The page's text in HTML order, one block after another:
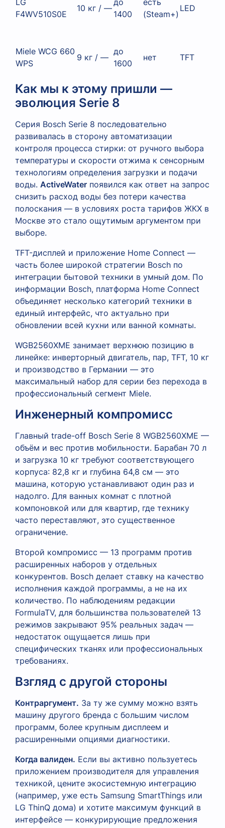
F4WV510S0E
10 кг / —
1400
(Steam+)
LED
Miele WCG 660
WPS
9 кг / —
до
1600
нет TFT
Как мы к этому пришли —
эволюция Serie 8
Серия Bosch Serie 8 последовательно
развивалась в сторону автоматизации
контроля процесса стирки: от ручного выбора
температуры и скорости отжима к сенсорным
технологиям определения загрузки и подачи
воды. ActiveWater появился как ответ на запрос
снизить расход воды без потери качества
полоскания — в условиях роста тарифов ЖКХ в
Москве это стало ощутимым аргументом при
выборе.
TFT-дисплей и приложение Home Connect —
часть более широкой стратегии Bosch по
интеграции бытовой техники в умный дом. По
информации Bosch, платформа Home Connect
объединяет несколько категорий техники в
единый интерфейс, что актуально при
обновлении всей кухни или ванной комнаты.
WGB2560XME занимает верхнюю позицию в
линейке: инверторный двигатель, пар, TFT, 10 кг
и производство в Германии — это
максимальный набор для серии без перехода в
профессиональный сегмент Miele.
Инженерный компромисс
Главный trade-off Bosch Serie 8 WGB2560XME —
объём и вес против мобильности. Барабан 70 л
и загрузка 10 кг требуют соответствующего
корпуса: 82,8 кг и глубина 64,8 см — это
машина, которую устанавливают один раз и
надолго. Для ванных комнат с плотной
компоновкой или для квартир, где технику
часто переставляют, это существенное
ограничение.
Второй компромисс — 13 программ против
расширенных наборов у отдельных
конкурентов. Bosch делает ставку на качество
исполнения каждой программы, а не на их
количество. По наблюдениям редакции
FormulaTV, для большинства пользователей 13
режимов закрывают 95% реальных задач —
недостаток ощущается лишь при
специфических тканях или профессиональных
требованиях.
Взгляд с другой стороны
Контраргумент. За ту же сумму можно взять
машину другого бренда с большим числом
программ, более крупным дисплеем и
расширенными опциями диагностики.
Когда валиден. Если вы активно пользуетесь
приложением производителя для управления
техникой, цените экосистемную интеграцию
(например, уже есть Samsung SmartThings или
LG ThinQ дома) и хотите максимум функций в
интерфейсе — конкурирующие предложения